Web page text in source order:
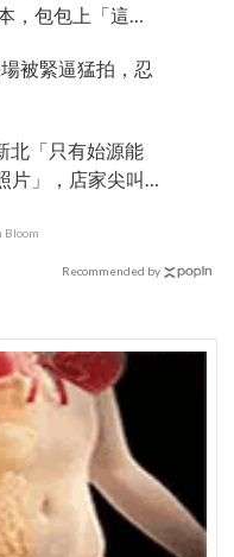
，包包上「這款
被緊逼猛拍，忍
北「只有始源能
片」，店家尖叫
Bloom
Recommended by